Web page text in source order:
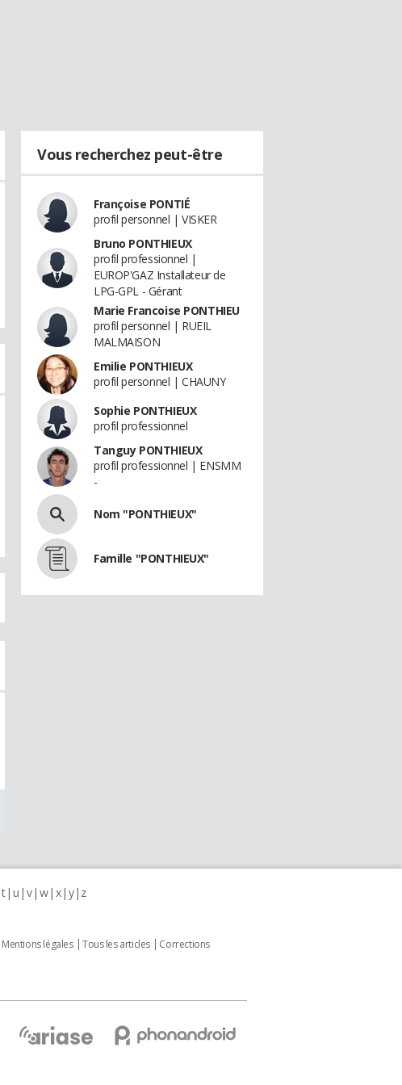
Vous recherchez peut-être
Françoise PONTIÉ
profil personnel | VISKER
Bruno PONTHIEUX
profil professionnel |
EUROP'GAZ Installateur de
LPG-GPL - Gérant
Marie Francoise PONTHIEU
profil personnel | RUEIL
MALMAISON
Emilie PONTHIEUX
profil personnel | CHAUNY
Sophie PONTHIEUX
profil professionnel
Tanguy PONTHIEUX
profil professionnel | ENSMM
-
Nom "PONTHIEUX"
Famille "PONTHIEUX"
t u v w x y z
Mentions légales Tous les articles
Corrections